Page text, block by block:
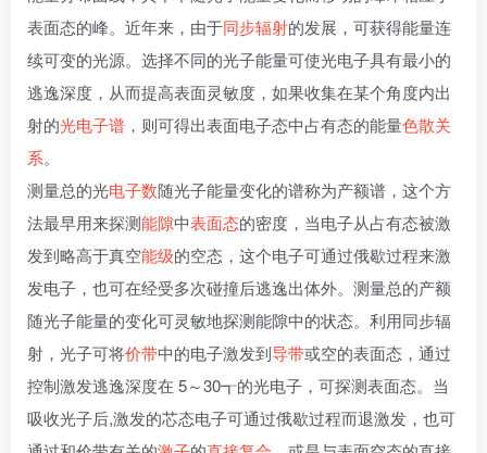
表面态的峰。近年来，由于同步辐射的发展，可获得能量连
续可变的光源。选择不同的光子能量可使光电子具有最小的
逃逸深度，从而提高表面灵敏度，如果收集在某个角度内出
射的光电子谱 ，则可得出表面电子态中占有态的能量色散关
系。
测量总的光电子数随光子能量变化的谱称为产额谱，这个方
法最早用来探测能隙中表面态的密度，当电子从占有态被激
发到略高于真空能级的空态，这个电子可通过俄歇过程来激
发电子，也可在经受多次碰撞后逃逸出体外。测量总的产额
随光子能量的变化可灵敏地探测能隙中的状态。利用同步辐
射，光子可将价带中的电子激发到导带或空的表面态，通过
控制激发逃逸深度在 5～30┱的光电子，可探测表面态。当
吸收光子后,激发的芯态电子可通过俄歇过程而退激发，也可